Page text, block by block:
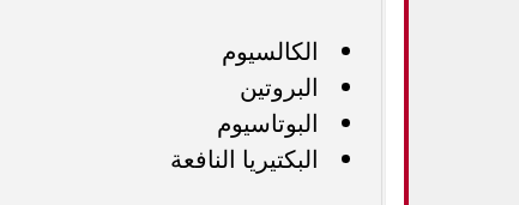
الكالسيوم
البروتين
البوتاسيوم
البكتيريا النافعة